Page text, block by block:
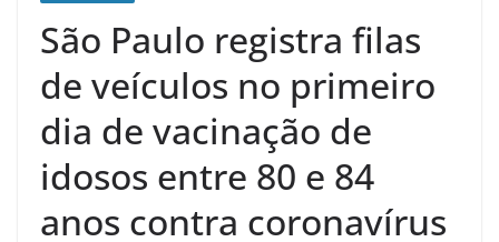
São Paulo registra filas
de veículos no primeiro
dia de vacinação de
idosos entre 80 e 84
anos contra coronavírus